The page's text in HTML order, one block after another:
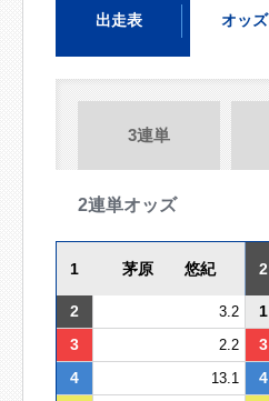
出走表 オッズ
3連単
2連単オッズ
1 茅原 悠紀 2
2 3.2 1
3
2.2 3
4
13.1 4